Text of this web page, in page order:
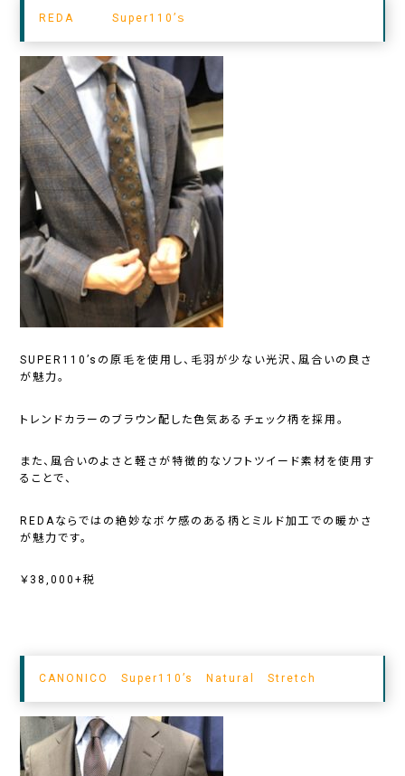
REDA Super110’ｓ
SUPER110’sの原毛を使用し、毛羽が少ない光沢、風合いの良さ
が魅力。
トレンドカラーのブラウン配した色気あるチェック柄を採用。
また、風合いのよさと軽さが特徴的なソフトツイード素材を使用す
ることで、
REDAならではの絶妙なボケ感のある柄とミルド加工での暖かさ
が魅力です。
￥38,000+税
CANONICO Super110’s Natural Stretch